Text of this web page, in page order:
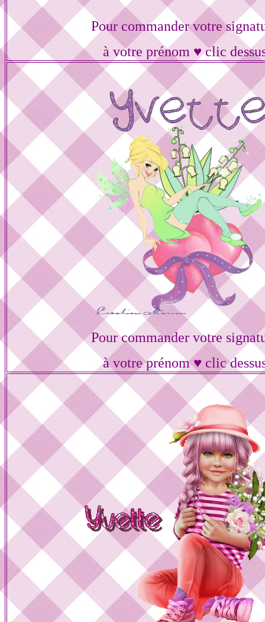
Pour commander votre
à votre prénom ♥ clic
Pour commander votre
à votre prénom ♥ clic